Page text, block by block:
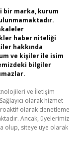
bir marka, kurum
haber niteliği
hakkında
ve kişiler ile isim
bilgiler
ve İletişim
olarak hizmet
olarak denetleme
Ancak, üyelerimiz
olup, siteye üye olarak